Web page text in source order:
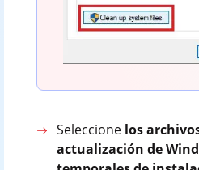
Seleccione los
actualización de